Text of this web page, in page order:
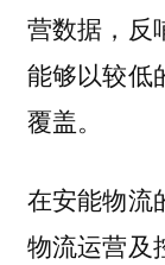
营数据，反
能够以较低
覆盖。
在安能物流
物流运营及